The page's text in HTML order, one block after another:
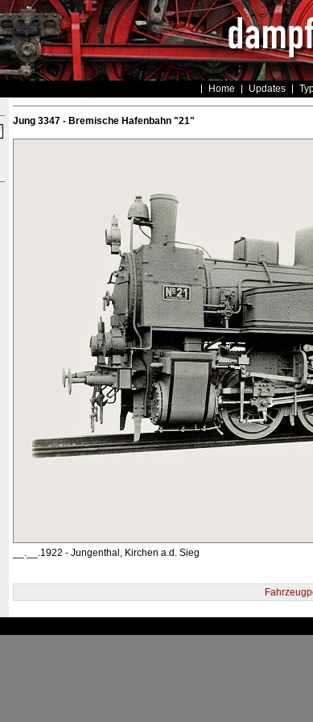
Home Updates
Jung 3347 - Bremische Hafenbahn "21"
__.__.1922 - Jungenthal, Kirchen a.d. Sieg